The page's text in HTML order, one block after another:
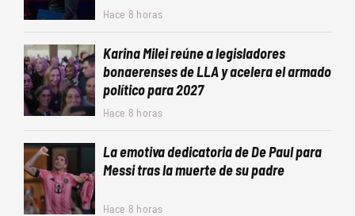
Hace 8 horas
Karina Milei reúne a legisladores
bonaerenses de LLA y acelera el armado
político para 2027
Hace 8 horas
La emotiva dedicatoria de De Paul para
Messi tras la muerte de su padre
Hace 8 horas